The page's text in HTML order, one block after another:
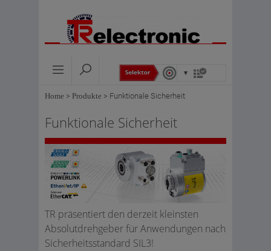
Home > Produkte > Funktionale Sicherheit
Funktionale Sicherheit
TR präsentiert den derzeit kleinsten
Absolutdrehgeber für Anwendungen nach
Sicherheitsstandard SIL3!